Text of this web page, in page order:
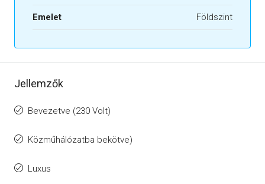
Emelet Földszint
Jellemzők
Bevezetve (230 Volt)
Közműhálózatba bekötve)
Luxus